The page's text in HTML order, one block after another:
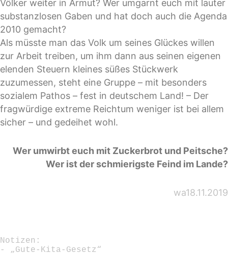
Völker weiter in Armut? Wer umgarnt euch mit lauter
substanzlosen Gaben und hat doch auch die Agenda
2010 gemacht?
Als müsste man das Volk um seines Glückes willen
zur Arbeit treiben, um ihm dann aus seinen eigenen
elenden Steuern kleines süßes Stückwerk
zuzumessen, steht eine Gruppe – mit besonders
sozialem Pathos – fest in deutschem Land! – Der
fragwürdige extreme Reichtum weniger ist bei allem
sicher – und gedeihet wohl.
Wer umwirbt euch mit Zuckerbrot und Peitsche?
Wer ist der schmierigste Feind im Lande?
wa18.11.2019
Notizen:
- „Gute-Kita-Gesetz“